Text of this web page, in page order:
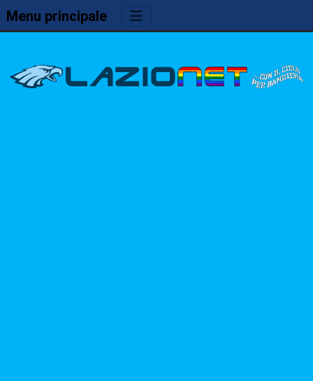
Menu principale